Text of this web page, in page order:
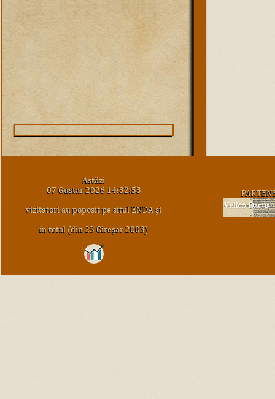
Astăzi
07 Gustar 2026 14:32:53
vizitatori au poposit pe situl ENDA şi
în total (din 23 Cireşar 2003)